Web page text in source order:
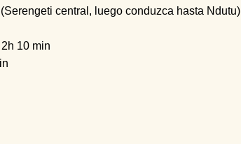
central, luego conduzca hasta Ndutu)
10 min